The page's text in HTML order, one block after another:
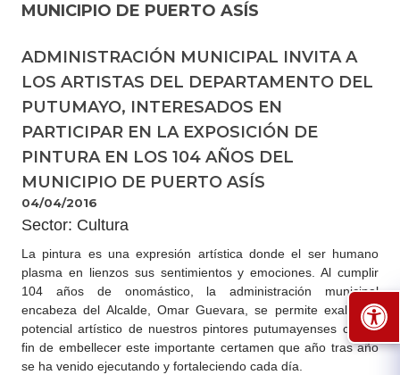
MUNICIPIO DE PUERTO ASÍS
ADMINISTRACIÓN MUNICIPAL INVITA A
LOS ARTISTAS DEL DEPARTAMENTO DEL
PUTUMAYO, INTERESADOS EN
PARTICIPAR EN LA EXPOSICIÓN DE
PINTURA EN LOS 104 AÑOS DEL
MUNICIPIO DE PUERTO ASÍS
04/04/2016
​Sector: Cultura
La pintura es una expresión artística donde el ser humano
plasma en lienzos sus sentimientos y emociones. Al cumplir
104 años de onomástico, la administración municipal
encabeza del Alcalde, Omar Guevara, se permite exaltar el
potencial artístico de nuestros pintores putumayenses con el
fin de embellecer este importante certamen que año tras año
se ha venido ejecutando y fortaleciendo cada día.